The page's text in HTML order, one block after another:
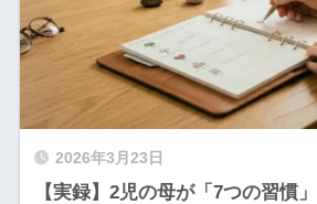
2026年3月23日
【実録】2児の母が「7つの習慣